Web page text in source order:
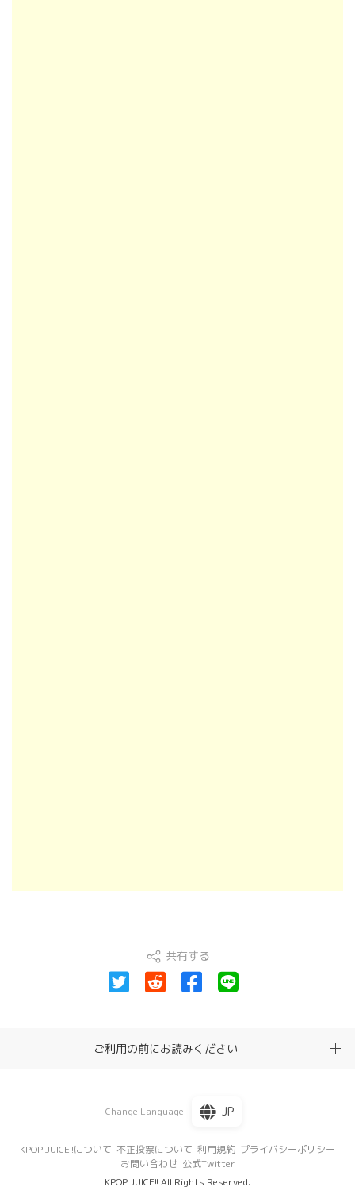
共有する
ご利用の前にお読みください
Change Language JP
KPOP JUICE!!について 不正投票について 利用規約 プライバシーポリシー
お問い合わせ 公式Twitter
KPOP JUICE!! All Rights Reserved.